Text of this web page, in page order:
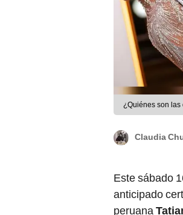
¿Quiénes son las
Claudia
Este sábado
anticipado
peruana